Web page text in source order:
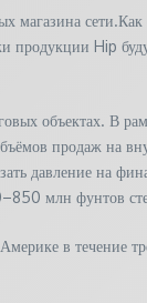
магазина
Hip
объектах. В
продаж на
давление на
млн фунтов
в течение